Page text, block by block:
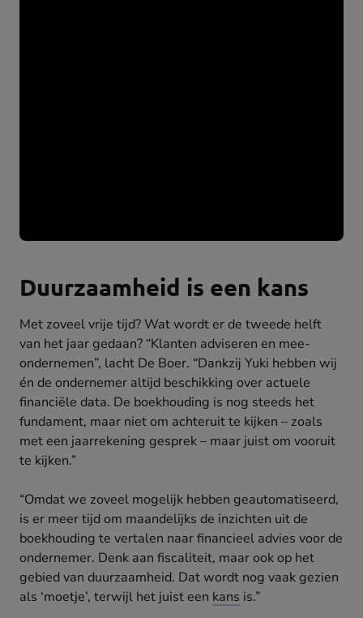
Duurzaamheid is een kans
Met zoveel vrije tijd? Wat wordt er de tweede helft
van het jaar gedaan? “Klanten adviseren en mee-
ondernemen”, lacht De Boer. “Dankzij Yuki hebben wij
én de ondernemer altijd beschikking over actuele
financiële data. De boekhouding is nog steeds het
fundament, maar niet om achteruit te kijken – zoals
met een jaarrekening gesprek – maar juist om vooruit
te kijken.”
“Omdat we zoveel mogelijk hebben geautomatiseerd,
is er meer tijd om maandelijks de inzichten uit de
boekhouding te vertalen naar financieel advies voor de
ondernemer. Denk aan fiscaliteit, maar ook op het
gebied van duurzaamheid. Dat wordt nog vaak gezien
als ‘moetje’, terwijl het juist een kans is.”